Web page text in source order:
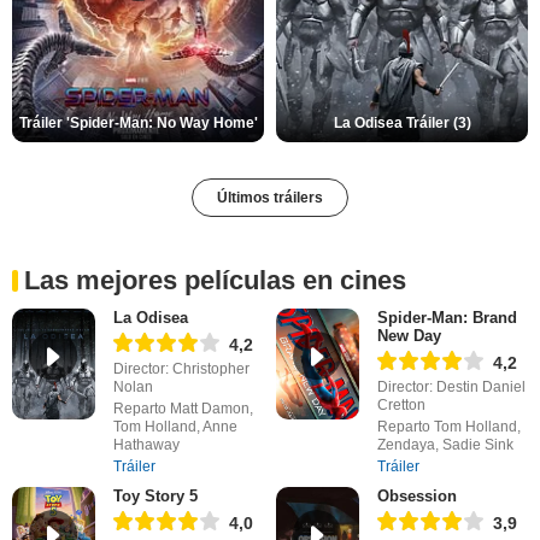
Tráiler 'Spider-Man: No Way Home' La Odisea Tráiler (3)
Últimos tráilers
Las mejores películas en cines
La Odisea
4,2
Director: Christopher
Nolan
Reparto Matt Damon,
Tom Holland, Anne
Hathaway
Tráiler
Spider-Man: Brand
New Day
4,2
Director: Destin Daniel
Cretton
Reparto Tom Holland,
Zendaya, Sadie Sink
Tráiler
Toy Story 5
4,0
Obsession
3,9